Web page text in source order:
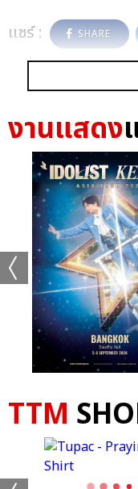
แชร์ : SHARE
งานแสดง
TTM